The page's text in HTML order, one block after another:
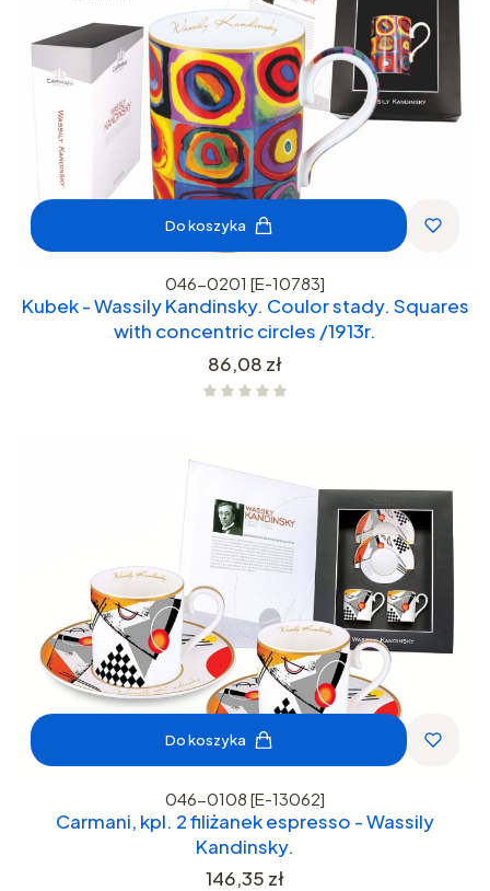
Do koszyka
046-0201 [E-10783]
Kubek - Wassily Kandinsky. Coulor stady. Squares
with concentric circles /1913r.
Cena
86,08 zł
Do koszyka
046-0108 [E-13062]
Carmani, kpl. 2 filiżanek espresso - Wassily
Kandinsky.
Cena
146,35 zł